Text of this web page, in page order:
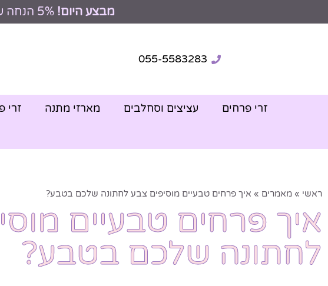
מבצע היום! 5% הנחה עם קוד קופון SALE5 - הזמינו עד 15:00 וקבלו היום
055-5583283
זרי פרחים עציצים וסחלבים מארזי מתנה זרי
ראשי » מאמרים » איך פרחים טבעיים מוסיפים צבע לחתונה שלכם בטבע?
איך פרחים טבעיים
לחתונה שלכם בטבע?